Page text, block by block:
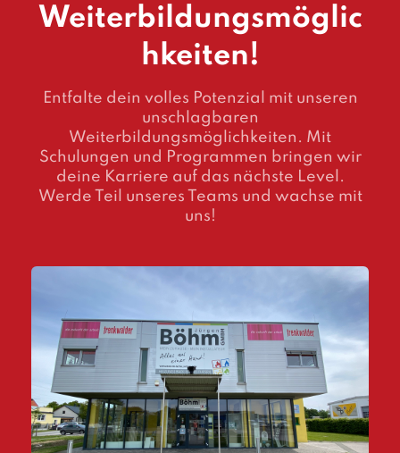
Weiterbildungsmöglic
hkeiten!
Entfalte dein volles Potenzial mit unseren
unschlagbaren
Weiterbildungsmöglichkeiten. Mit
Schulungen und Programmen bringen wir
deine Karriere auf das nächste Level.
Werde Teil unseres Teams und wachse mit
uns!